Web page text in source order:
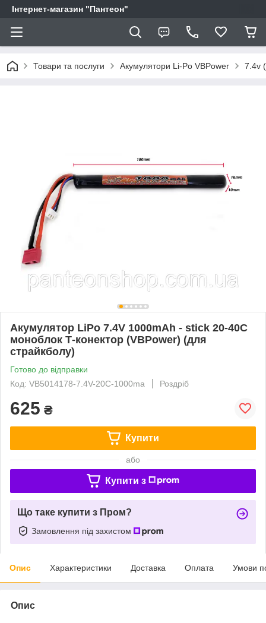
Інтернет-магазин "Пантеон"
Товари та послуги Акумулятори Li-Po VBPower 7.4v
Акумулятор LiPo 7.4V 1000mAh - stick 20-40C
моноблок Т-конектор (VBPower) (для
страйкболу)
Готово до відправки
Код: VB5014178-7.4V-20C-1000ma
Роздріб
625 ₴
Купити
або
Купити з
Що таке купити з Пром?
Замовлення під захистом
Опис Характеристики Доставка Оплата Умови
Опис